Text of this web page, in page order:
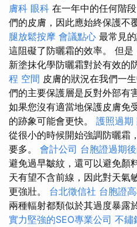
膚科 眼科 在一年中的任何階
們的皮膚，因此應始終保護不
腿放鬆按摩 會議點心 最常見
這阻礙了防曬霜的效率。 但
新塗抹化學防曬霜對於有效的
程 空間 皮膚的狀況在我們一
們的主要保護層是反對外部有
如果您沒有適當地保護皮膚免
的跡象可能會更快。 護照過期
從很小的時候開始強調防曬霜
要多。 會計公司 台胞證過期
避免過早皺紋，還可以避免顏
天有望不含前線，因此對天氣
更強壯。 台北徵信社 台胞證
兩種輻射都類似於其過度暴露
實力堅強的SEO專業公司 不鏽